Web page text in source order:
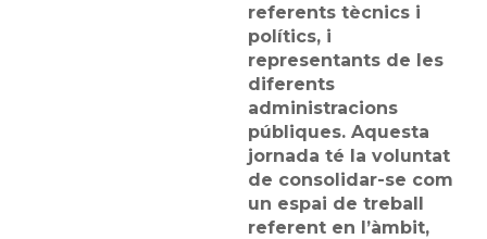
referents tècnics i
polítics, i
representants de les
diferents
administracions
públiques. Aquesta
jornada té la voluntat
de consolidar-se com
un espai de treball
referent en l’àmbit,